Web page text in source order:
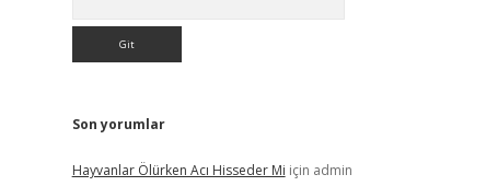
Son yorumlar
Hayvanlar Ölürken Acı Hisseder Mi için admin